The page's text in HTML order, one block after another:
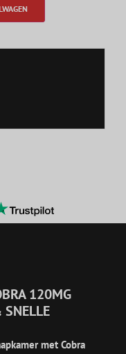
120MG
SNELLE
met Cobra